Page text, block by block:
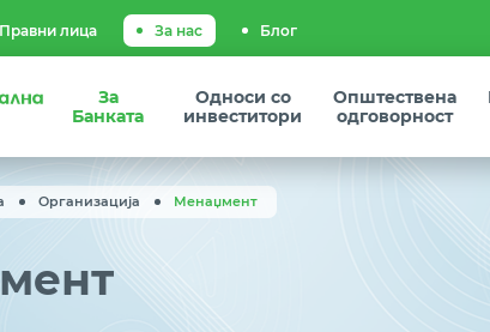
Правни лица За нас Блог
За
Банката
Односи со
инвеститори
Општествена
одговорност
Организација Менаџмент